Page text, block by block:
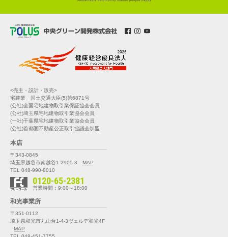
<売主・設計・販売>
宅建業 国土交通大臣(5)第6871号
(公社)全国宅地建物取引業保証協会会員
(公社)埼玉県宅地建物取引業協会会員
(一社)千葉県宅地建物取引業協会会員
(公社)首都圏不動産公正取引協議会加盟
本店
〒343-0845
埼玉県越谷市南越谷1-2905-3
MAP
TEL 048-990-8010
0120-65-2381
営業時間：9:00～18:00
和光事業所
〒351-0112
埼玉県和光市丸山台1-4-3ヴェルデ和光4F
MAP